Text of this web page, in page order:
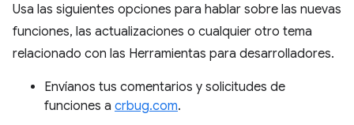
Usa las siguientes opciones para hablar sobre las nuevas
funciones, las actualizaciones o cualquier otro tema
relacionado con las Herramientas para desarrolladores.
Envíanos tus comentarios y solicitudes de
funciones a crbug.com.